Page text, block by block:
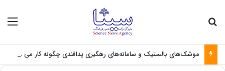
موشک‌های بالستیک و سامانه‌های رهگیری پدافندی چگونه کار می کنند؟